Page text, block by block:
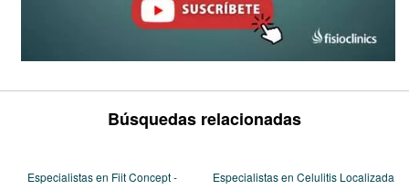
Búsquedas relacionadas
Especialistas en Fiit Concept -
Especialistas en Celulitis Localizada